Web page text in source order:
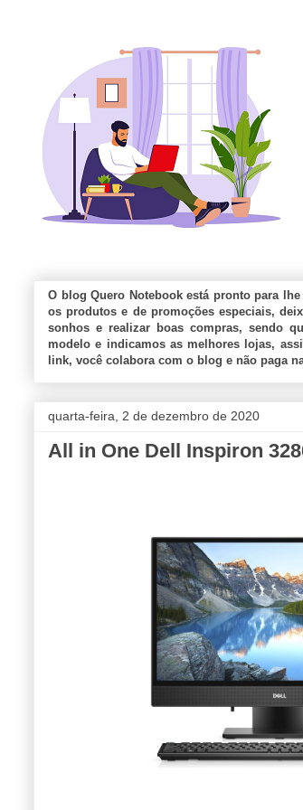
O blog Quero Notebook está pronto para
os produtos e de promoções especiais,
sonhos e realizar boas compras, sendo
modelo e indicamos as melhores lojas,
link, você colabora com o blog e não paga
quarta-feira, 2 de dezembro de 2020
All in One Dell Inspiron